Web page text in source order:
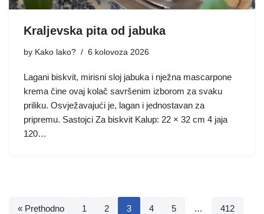
Kraljevska pita od jabuka
by Kako lako? 6 kolovoza 2026
Lagani biskvit, mirisni sloj jabuka i nježna mascarpone
krema čine ovaj kolač savršenim izborom za svaku
priliku. Osvježavajući je, lagan i jednostavan za
pripremu. Sastojci Za biskvit Kalup: 22 × 32 cm 4 jaja
120…
« Prethodno 1 2 3 4 5 … 412